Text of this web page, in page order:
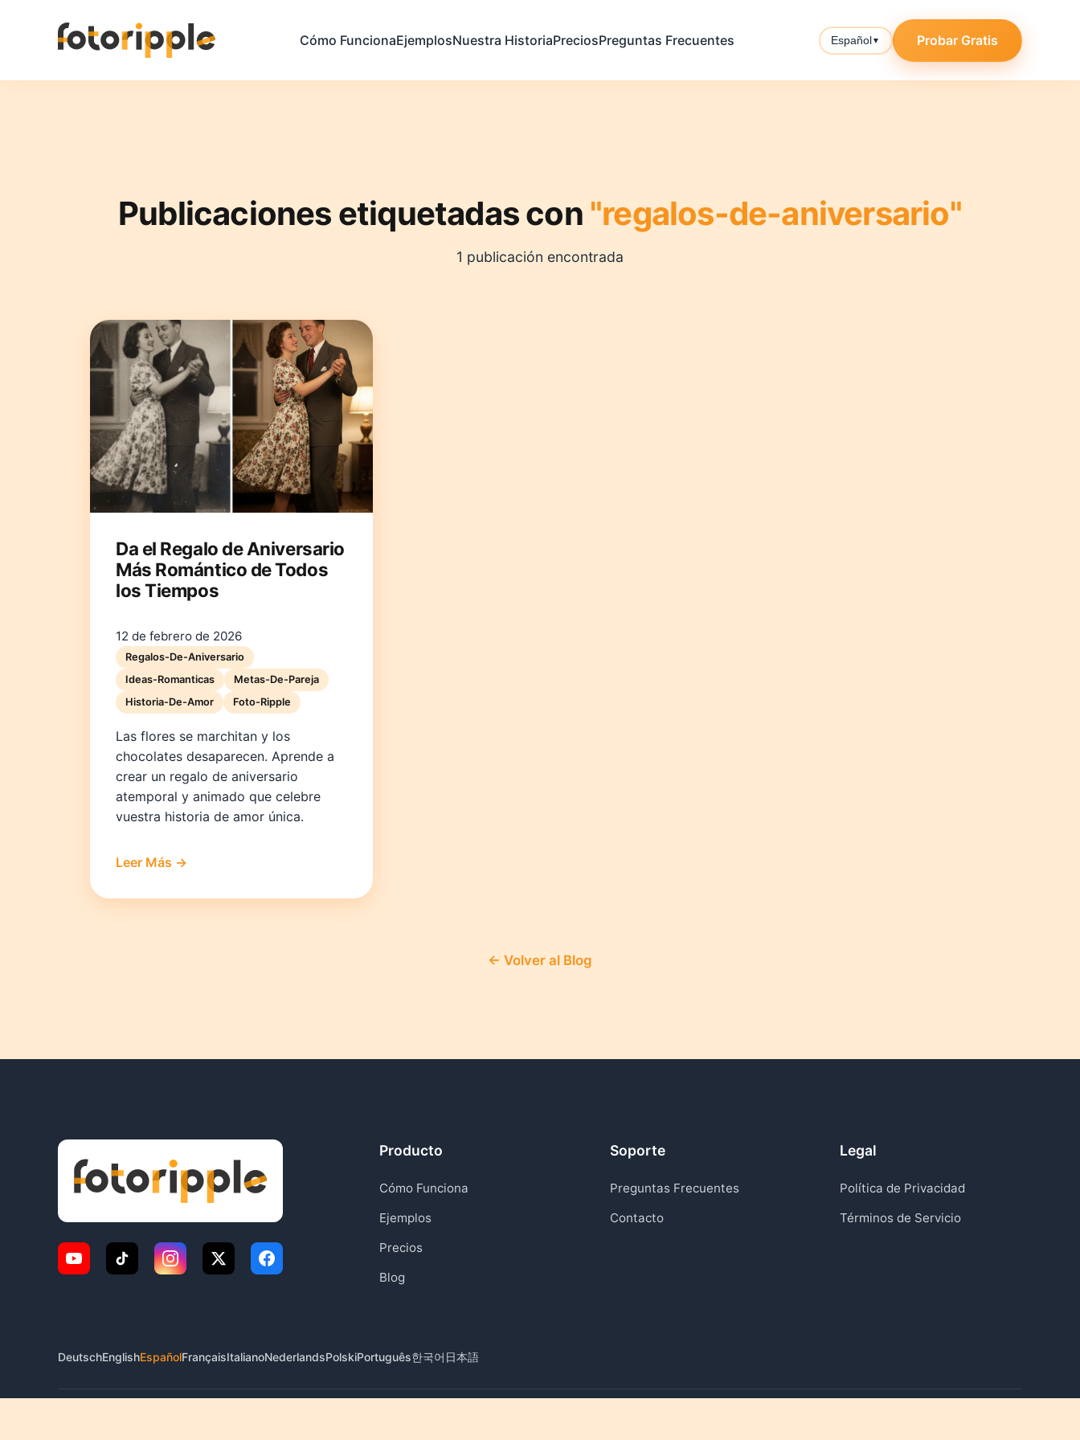
Cómo FuncionaEjemplosNuestra HistoriaPreciosPreguntas Frecuentes Español▼ Probar Gratis
Publicaciones etiquetadas con "regalos-de-aniversario"
1 publicación encontrada
Da el Regalo de Aniversario
Más Romántico de Todos
los Tiempos
12 de febrero de 2026
Regalos-De-Aniversario
Ideas-Romanticas
Metas-De-Pareja
Historia-De-Amor
Foto-Ripple
Las flores se marchitan y los
chocolates desaparecen. Aprende a
crear un regalo de aniversario
atemporal y animado que celebre
vuestra historia de amor única.
Leer Más →
← Volver al Blog
Producto
Cómo Funciona
Ejemplos
Precios
Blog
Soporte
Preguntas Frecuentes
Contacto
Legal
Política de Privacidad
Términos de Servicio
DeutschEnglishEspañolFrançaisItalianoNederlandsPolskiPortuguês한국어 日本語